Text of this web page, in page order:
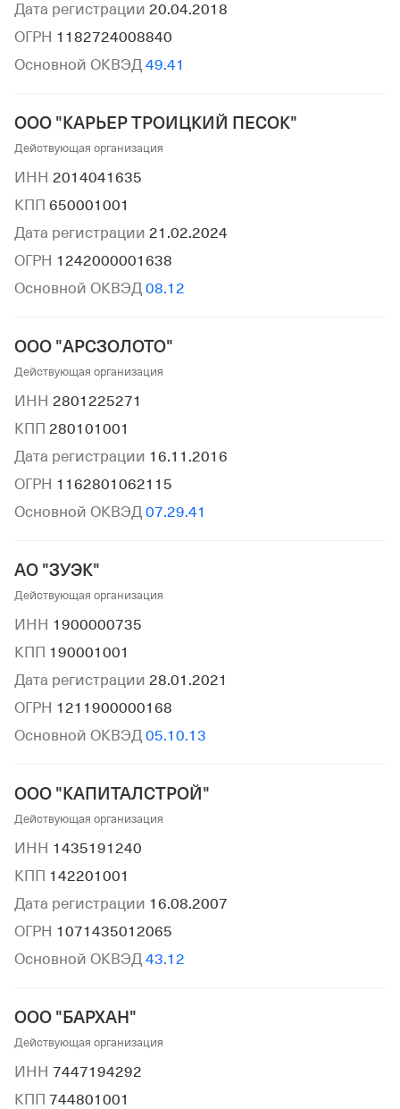
Дата регистрации 20.04.2018
ОГРН 1182724008840
Основной ОКВЭД 49.41
ООО "КАРЬЕР ТРОИЦКИЙ ПЕСОК"
Действующая организация
ИНН 2014041635
КПП 650001001
Дата регистрации 21.02.2024
ОГРН 1242000001638
Основной ОКВЭД 08.12
ООО "АРСЗОЛОТО"
Действующая организация
ИНН 2801225271
КПП 280101001
Дата регистрации 16.11.2016
ОГРН 1162801062115
Основной ОКВЭД 07.29.41
АО "ЗУЭК"
Действующая организация
ИНН 1900000735
КПП 190001001
Дата регистрации 28.01.2021
ОГРН 1211900000168
Основной ОКВЭД 05.10.13
ООО "КАПИТАЛСТРОЙ"
Действующая организация
ИНН 1435191240
КПП 142201001
Дата регистрации 16.08.2007
ОГРН 1071435012065
Основной ОКВЭД 43.12
ООО "БАРХАН"
Действующая организация
ИНН 7447194292
КПП 744801001